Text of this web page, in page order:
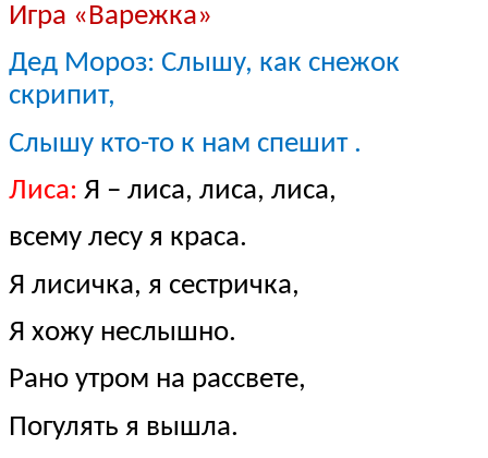
Игра «Варежка»
Дед Мороз: Слышу, как снежок
скрипит,
Слышу кто-то к нам спешит .
Лиса: Я – лиса, лиса, лиса,
всему лесу я краса.
Я лисичка, я сестричка,
Я хожу неслышно.
Рано утром на рассвете,
Погулять я вышла.